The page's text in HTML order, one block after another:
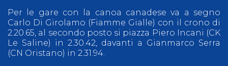
Per le gare con la canoa canadese va a segno
Carlo Di Girolamo (Fiamme Gialle) con il crono di
2.20.65, al secondo posto si piazza Piero Incani (CK
Le Saline) in 2.30.42, davanti a Gianmarco Serra
(CN Oristano) in 2.31.94.